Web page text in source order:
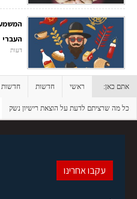
העברי
דעות
אתם כאן: ראשי חדשות חדשות
כל מה שרציתם לדעת על הוצאת רישיון נשק
עקבו אחרינו